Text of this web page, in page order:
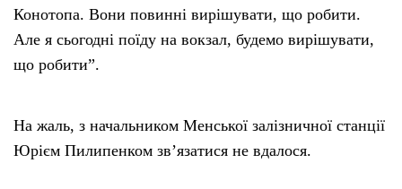
Конотопа. Вони повинні вирішувати, що робити.
Але я сьогодні поїду на вокзал, будемо вирішувати,
що робити”.
На жаль, з начальником Менської залізничної станції
Юрієм Пилипенком зв’язатися не вдалося.